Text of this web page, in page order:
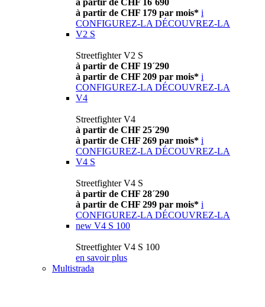
à partir de CHF 16´690
à partir de CHF 179 par mois* i
CONFIGUREZ-LA DÉCOUVREZ-LA
V2 S
Streetfighter V2 S
à partir de CHF 19´290
à partir de CHF 209 par mois* i
CONFIGUREZ-LA DÉCOUVREZ-LA
V4
Streetfighter V4
à partir de CHF 25´290
à partir de CHF 269 par mois* i
CONFIGUREZ-LA DÉCOUVREZ-LA
V4 S
Streetfighter V4 S
à partir de CHF 28´290
à partir de CHF 299 par mois* i
CONFIGUREZ-LA DÉCOUVREZ-LA
new V4 S 100
Streetfighter V4 S 100
en savoir plus
Multistrada